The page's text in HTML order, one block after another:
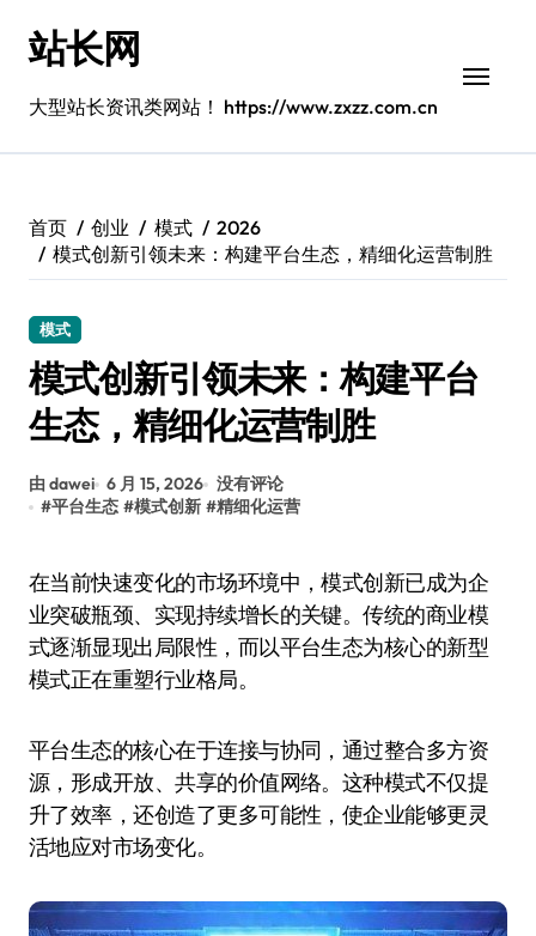
站长网
大型站长资讯类网站！ https://www.zxzz.com.cn
首页 创业 模式
2026
模式创新引领未来：构建平台生态，精细化运营制胜
模式
模式创新引领未来：构建平台
生态，精细化运营制胜
由 dawei 6 月 15, 2026 没有评论
#平台生态 #模式创新 #精细化运营
在当前快速变化的市场环境中，模式创新已成为企
业突破瓶颈、实现持续增长的关键。传统的商业模
式逐渐显现出局限性，而以平台生态为核心的新型
模式正在重塑行业格局。
平台生态的核心在于连接与协同，通过整合多方资
源，形成开放、共享的价值网络。这种模式不仅提
升了效率，还创造了更多可能性，使企业能够更灵
活地应对市场变化。